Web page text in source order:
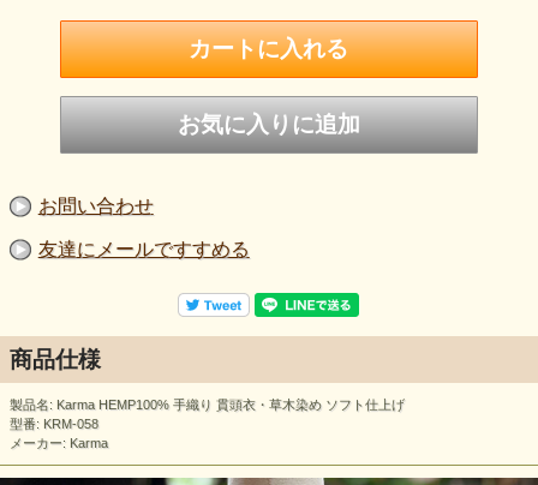
お問い合わせ
友達にメールですすめる
商品仕様
製品名: Karma HEMP100% 手織り 貫頭衣・草木染め ソフト仕上げ
型番: KRM-058
メーカー: Karma